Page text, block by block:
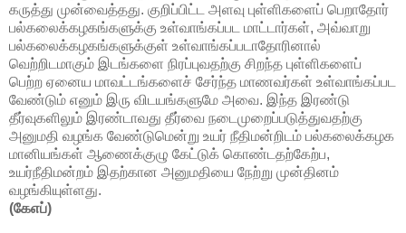
கருத்து முன்வைத்தது. குறிப்பிட்ட அளவு புள்ளிகளைப் பெறாதோர்
பல்கலைக்கழகங்களுக்கு உள்வாங்கப்பட மாட்டார்கள், அவ்வாறு
பல்கலைக்கழகங்களுக்குள் உள்வாங்கப்படாதோரினால்
வெற்றிடமாகும் இடங்களை நிரப்புவதற்கு சிறந்த புள்ளிகளைப்
பெற்ற ஏனைய மாவட்டங்களைச் சேர்ந்த மாணவர்கள் உள்வாங்கப்பட
வேண்டும் எனும் இரு விடயங்களுமே அவை. இந்த இரண்டு
தீர்வுகளிலும் இரண்டாவது தீர்வை நடைமுறைப்படுத்துவதற்கு
அனுமதி வழங்க வேண்டுமென்று உயர் நீதிமன்றிடம் பல்கலைக்கழக
மானியங்கள் ஆணைக்குழு கேட்டுக் கொண்டதற்கேற்ப,
உயர்நீதிமன்றம் இதற்கான அனுமதியை நேற்று முன்தினம்
வழங்கியுள்ளது.
(கேஎப்)